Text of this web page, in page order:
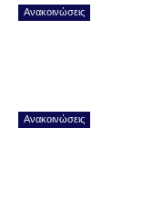
Ανακοινώσεις
Ανακοινώσεις